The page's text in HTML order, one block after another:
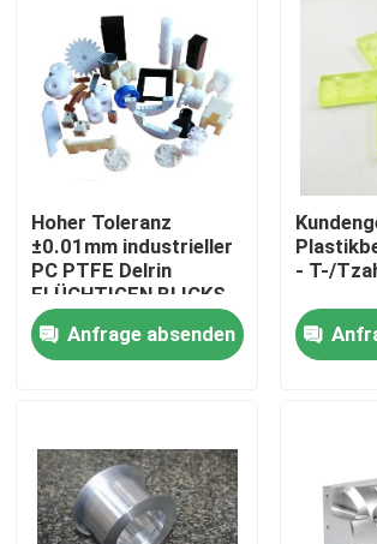
Haus
Hoher Toleranz
±0.01mm industrieller
PC PTFE Delrin
FLÜCHTIGEN BLICKS
Anfrage absenden
- T-/